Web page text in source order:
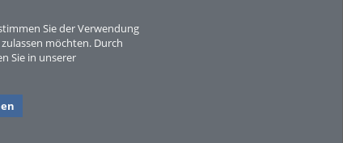
Sie der Verwendung
möchten. Durch
Sie in unserer
Sperber